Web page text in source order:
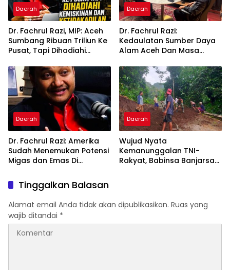
Daerah
Dr. Fachrul Razi, MIP: Aceh
Sumbang Ribuan Triliun Ke
Pusat, Tapi Dihadiahi
Ketidakadilan
Daerah
Dr. Fachrul Razi:
Kedaulatan Sumber Daya
Alam Aceh Dan Masa
Daerah
Dr. Fachrul Razi: Amerika
Sudah Menemukan Potensi
Migas dan Emas Di
Aceh Sejak Tahun 1960
Daerah
Wujud Nyata
Kemanunggalan TNI-
Rakyat, Babinsa Banjarsari
Tinggalkan Balasan
Alamat email Anda tidak akan dipublikasikan. Ruas yang
wajib ditandai *